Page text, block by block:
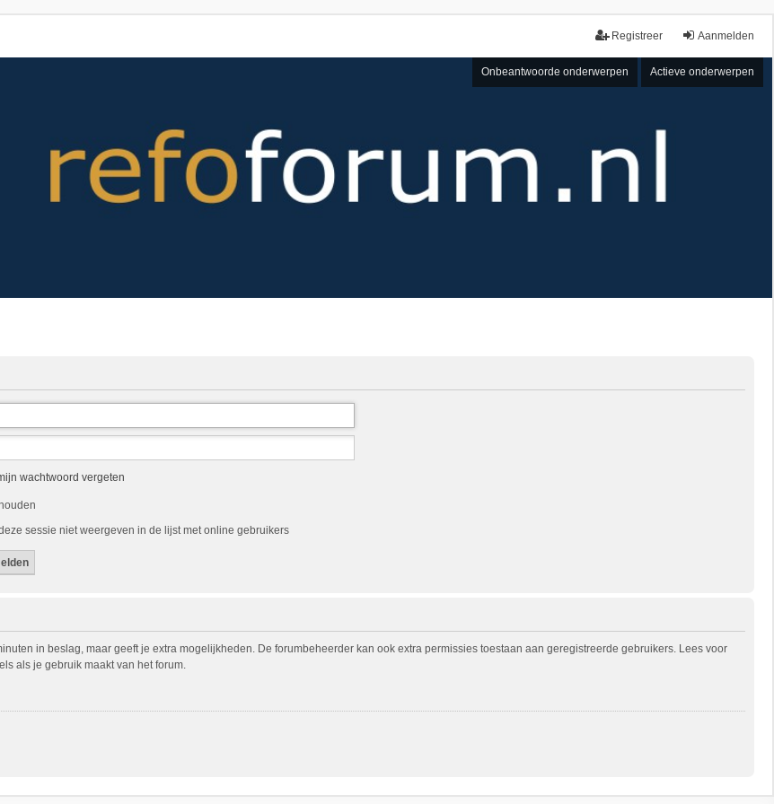
Aanmelden
Registreer
Onbeantwoorde onderwerpen Actieve onderwerpen
wachtwoord vergeten
sessie niet weergeven in de lijst met online gebruikers
in beslag, maar geeft je extra mogelijkheden. De forumbeheerder kan ook extra permissies toestaan aan geregistreerde gebruikers. Lees voor
als je gebruik maakt van het forum.